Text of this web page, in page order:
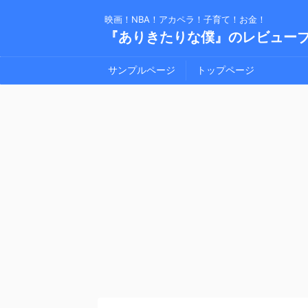
映画！NBA！アカペラ！子育て！お金！
『ありきたりな僕』のレビュー
サンプルページ トップページ